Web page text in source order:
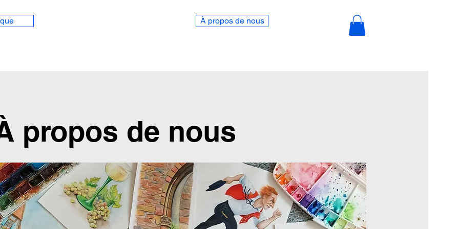
À propos de nous
propos de nous